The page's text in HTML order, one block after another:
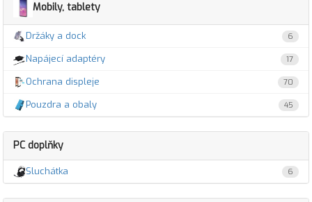
Mobily, tablety
Držáky a dock 6
Napájecí adaptéry 17
Ochrana displeje 70
Pouzdra a obaly 45
PC doplňky
Sluchátka 6